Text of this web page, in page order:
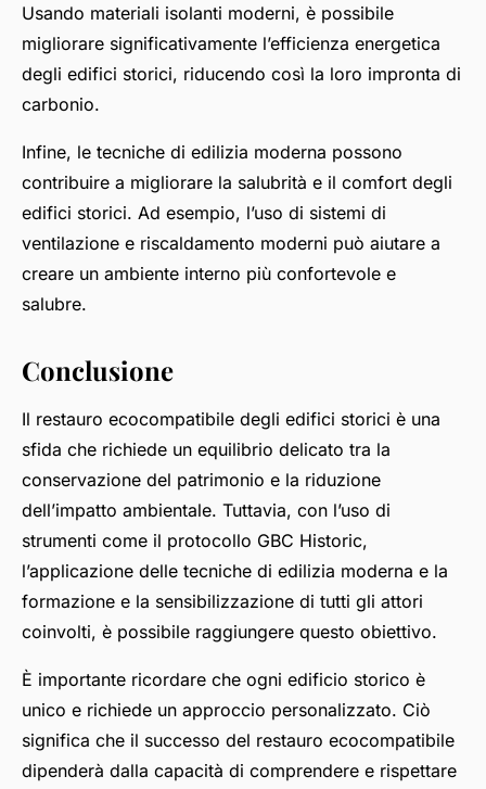
Usando materiali isolanti moderni, è possibile
migliorare significativamente l’efficienza energetica
degli edifici storici, riducendo così la loro impronta di
carbonio.
Infine, le tecniche di edilizia moderna possono
contribuire a migliorare la salubrità e il comfort degli
edifici storici. Ad esempio, l’uso di sistemi di
ventilazione e riscaldamento moderni può aiutare a
creare un ambiente interno più confortevole e
salubre.
Conclusione
Il restauro ecocompatibile degli edifici storici è una
sfida che richiede un equilibrio delicato tra la
conservazione del patrimonio e la riduzione
dell’impatto ambientale. Tuttavia, con l’uso di
strumenti come il protocollo GBC Historic,
l’applicazione delle tecniche di edilizia moderna e la
formazione e la sensibilizzazione di tutti gli attori
coinvolti, è possibile raggiungere questo obiettivo.
È importante ricordare che ogni edificio storico è
unico e richiede un approccio personalizzato. Ciò
significa che il successo del restauro ecocompatibile
dipenderà dalla capacità di comprendere e rispettare